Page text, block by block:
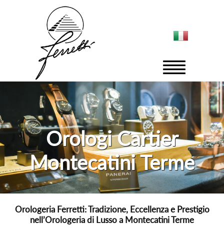
Orologi Cartier
Montecatini Terme
Orologeria Ferretti: Tradizione, Eccellenza e Prestigio
nell’Orologeria di Lusso a Montecatini Terme